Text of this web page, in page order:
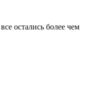
остались более чем